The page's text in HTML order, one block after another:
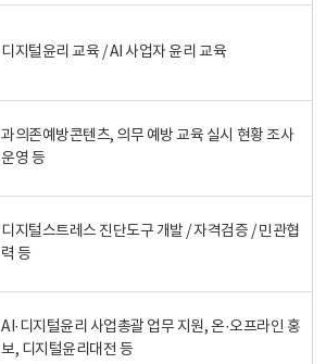
디지털윤리 교육 / AI 사업자 윤리 교육
과의존예방콘텐츠, 의무 예방 교육 실시 현황 조사
운영 등
디지털스트레스 진단도구 개발 / 자격검증 / 민관협
력 등
AI·디지털윤리 사업총괄 업무 지원, 온·오프라인 홍
보, 디지털윤리대전 등